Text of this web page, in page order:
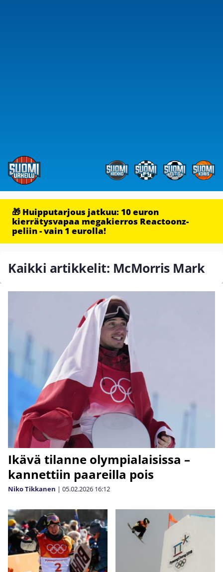
🎁 Huipputarjous jatkuu: 10 euron
kierrätysvapaa megakierros Reactoonz-
peliin - vain 1 eurolla!
Kaikki artikkelit: McMorris Mark
Ikävä tilanne olympialaisissa –
kannettiin paareilla pois
Niko Tikkanen | 05.02.2026 16:12